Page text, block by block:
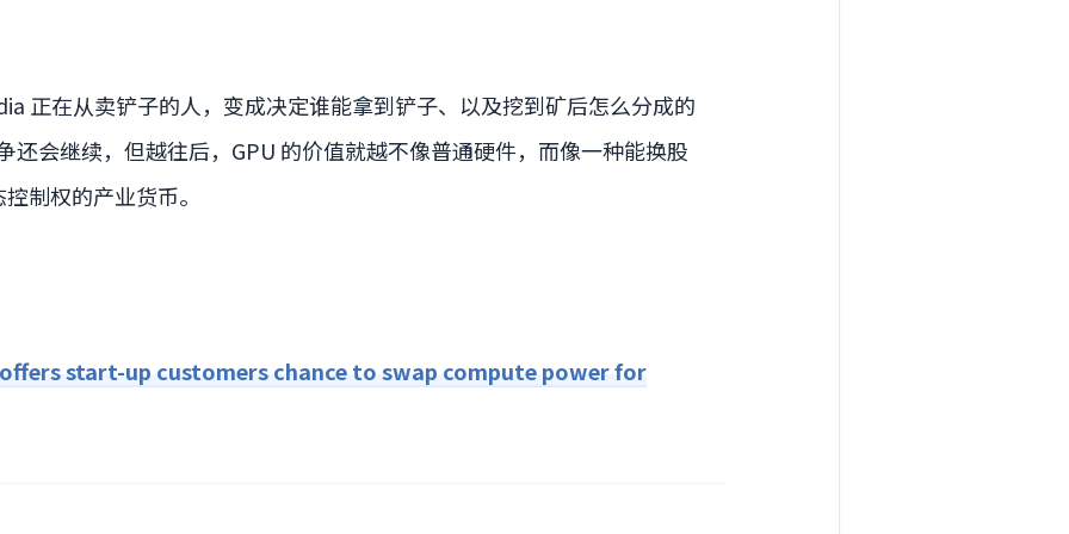
正在从卖铲子的人，变成决定谁能拿到铲子、以及挖到矿后怎么分成的
还会继续，但越往后，GPU 的价值就越不像普通硬件，而像一种能换股
制权的产业货币。
start-up customers chance to swap compute power for